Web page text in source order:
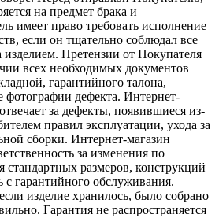
на предмет брака и
имеет право требовать исполнение
если он тщательно соблюдал все
изделием. Претензии от Покупателя
всех необходимых документов
гарантийного талона,
фотографии дефекта. Интернет-
за дефекты, появившиеся из-
правил эксплуатации, ухода за
сборки. Интернет-магазин
за изменения по
стандартных размеров, конструкций
с гарантийного обслуживания.
изделие хранилось, было собрано
Гарантия не распространяется